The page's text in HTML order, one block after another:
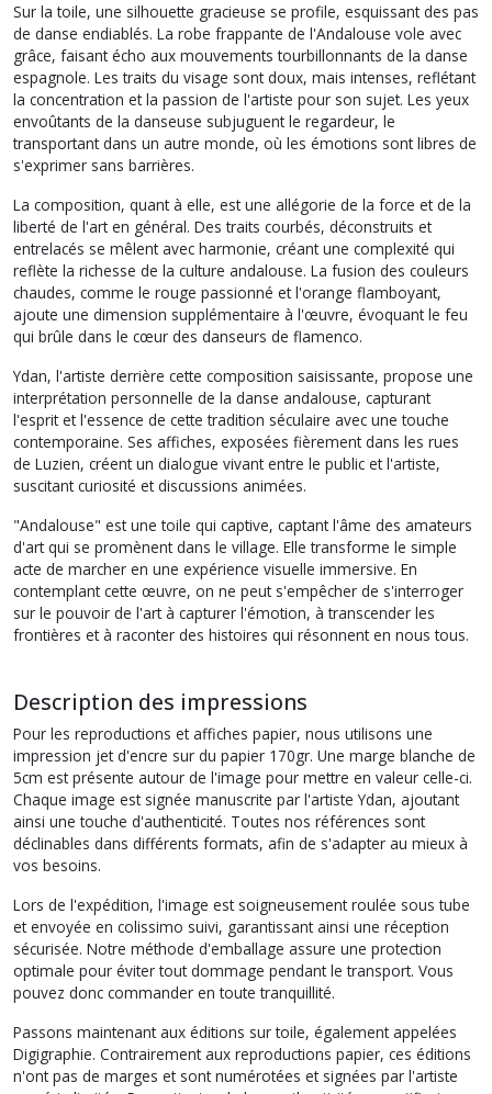
Sur la toile, une silhouette gracieuse se profile, esquissant des pas
de danse endiablés. La robe frappante de l'Andalouse vole avec
grâce, faisant écho aux mouvements tourbillonnants de la danse
espagnole. Les traits du visage sont doux, mais intenses, reflétant
la concentration et la passion de l'artiste pour son sujet. Les yeux
envoûtants de la danseuse subjuguent le regardeur, le
transportant dans un autre monde, où les émotions sont libres de
s'exprimer sans barrières.
La composition, quant à elle, est une allégorie de la force et de la
liberté de l'art en général. Des traits courbés, déconstruits et
entrelacés se mêlent avec harmonie, créant une complexité qui
reflète la richesse de la culture andalouse. La fusion des couleurs
chaudes, comme le rouge passionné et l'orange flamboyant,
ajoute une dimension supplémentaire à l'œuvre, évoquant le feu
qui brûle dans le cœur des danseurs de flamenco.
Ydan, l'artiste derrière cette composition saisissante, propose une
interprétation personnelle de la danse andalouse, capturant
l'esprit et l'essence de cette tradition séculaire avec une touche
contemporaine. Ses affiches, exposées fièrement dans les rues
de Luzien, créent un dialogue vivant entre le public et l'artiste,
suscitant curiosité et discussions animées.
"Andalouse" est une toile qui captive, captant l'âme des amateurs
d'art qui se promènent dans le village. Elle transforme le simple
acte de marcher en une expérience visuelle immersive. En
contemplant cette œuvre, on ne peut s'empêcher de s'interroger
sur le pouvoir de l'art à capturer l'émotion, à transcender les
frontières et à raconter des histoires qui résonnent en nous tous.
Description des impressions
Pour les reproductions et affiches papier, nous utilisons une
impression jet d'encre sur du papier 170gr. Une marge blanche de
5cm est présente autour de l'image pour mettre en valeur celle-ci.
Chaque image est signée manuscrite par l'artiste Ydan, ajoutant
ainsi une touche d'authenticité. Toutes nos références sont
déclinables dans différents formats, afin de s'adapter au mieux à
vos besoins.
Lors de l'expédition, l'image est soigneusement roulée sous tube
et envoyée en colissimo suivi, garantissant ainsi une réception
sécurisée. Notre méthode d'emballage assure une protection
optimale pour éviter tout dommage pendant le transport. Vous
pouvez donc commander en toute tranquillité.
Passons maintenant aux éditions sur toile, également appelées
Digigraphie. Contrairement aux reproductions papier, ces éditions
n'ont pas de marges et sont numérotées et signées par l'artiste